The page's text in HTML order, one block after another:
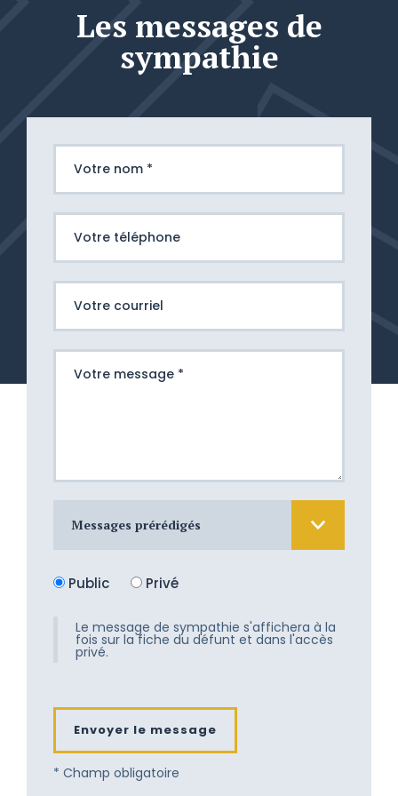
Les messages de
sympathie
Messages prérédigés
Nous sommes atterrés devant cette
douloureuse épreuve. Nous aimerions
réconfort, mais les mots nous
manquent. Recevez toute notre
tendresse.
Son départ fût doux et les adieux
accompagnons dans le deuil et
demeurons près de vous. Tendresse.
Public Privé
Le message de sympathie s'affichera à la
fois sur la fiche du défunt et dans l'accès
privé.
Envoyer le message
* Champ obligatoire